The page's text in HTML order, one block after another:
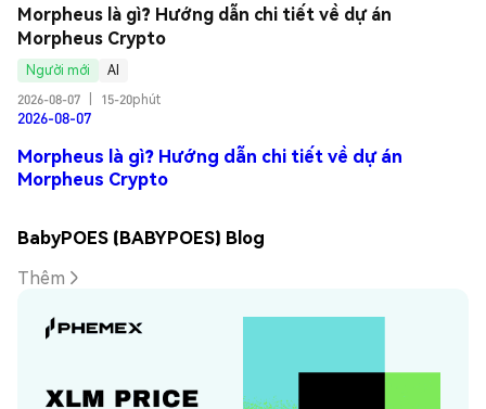
Morpheus là gì? Hướng dẫn chi tiết về dự án
Morpheus Crypto
Người mới
AI
2026-08-07
15-20phút
2026-08-07
Morpheus là gì? Hướng dẫn chi tiết về dự án
Morpheus Crypto
BabyPOES (BABYPOES) Blog
Thêm